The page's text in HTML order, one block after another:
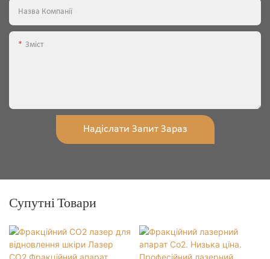
Назва Компанії
Зміст
Надіслати Запит Зараз
Супутні Товари